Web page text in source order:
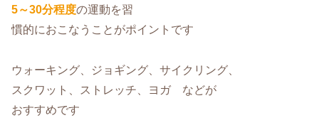
5～30分程度の運動を習
慣的におこなうことがポイントです
ウォーキング、ジョギング、サイクリング、
スクワット、ストレッチ、ヨガ などが
おすすめです